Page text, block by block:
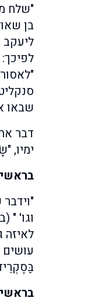
"שלח
בן
ליעקב
שבאו
דבר
ימיו,
וגו' "
לאיזה